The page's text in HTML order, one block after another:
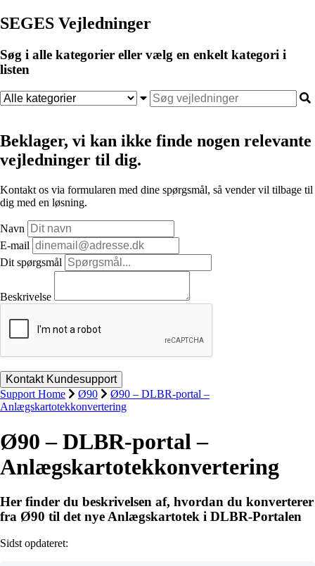
SEGES Vejledninger
Søg i alle kategorier eller vælg en enkelt kategori i
listen
Beklager, vi kan ikke finde nogen relevante
vejledninger til dig.
Kontakt os via formularen med dine spørgsmål, så vender vil tilbage til
dig med en løsning.
Navn
E-mail
Dit spørgsmål
Beskrivelse
Support Home Ø90
Ø90 – DLBR-portal –
Anlægskartotekkonvertering
Ø90 – DLBR-portal –
Anlægskartotekkonvertering
Her finder du beskrivelsen af, hvordan du konverterer
fra Ø90 til det nye Anlægskartotek i DLBR-Portalen
Sidst opdateret: